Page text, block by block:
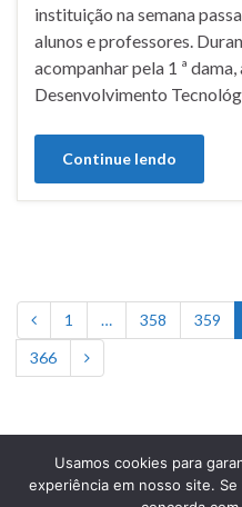
instituição na semana
alunos e professores.
acompanhar pela 1 ª
Desenvolvimento
Continue lendo
1 … 358 359
366
Prefeitura Municipal de Comendador
Usamos cookies para
experiência em nosso site.